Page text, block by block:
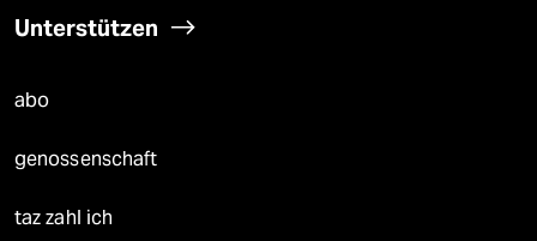
Unterstützen
abo
genossenschaft
taz zahl ich